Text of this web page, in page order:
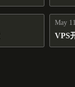
May 11
VPS